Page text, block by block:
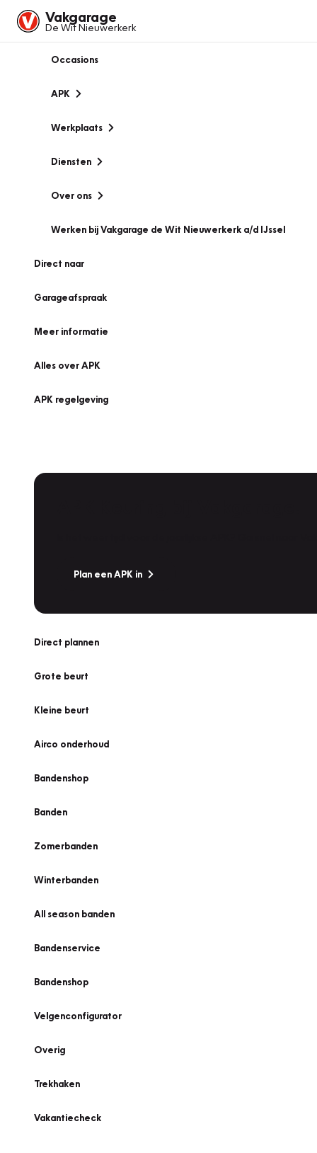
Vakgarage
De Wit Nieuwerkerk
Occasions
APK
Werkplaats
Diensten
Over ons
Werken bij Vakgarage de Wit Nieuwerkerk a/d IJssel
Direct naar
Garageafspraak
Meer informatie
Alles over APK
APK regelgeving
Plan een APK in
Direct plannen
Grote beurt
Kleine beurt
Airco onderhoud
Bandenshop
Banden
Zomerbanden
Winterbanden
All season banden
Bandenservice
Bandenshop
Velgenconfigurator
Overig
Trekhaken
Vakantiecheck